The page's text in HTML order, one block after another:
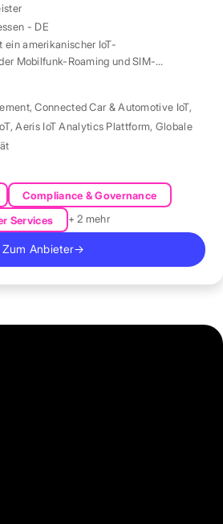
- DE
ein amerikanischer IoT-
Mobilfunk-Roaming und SIM-
verwaltet.
,Connected Car & Automotive IoT,
,Aeris IoT Analytics Plattform, Globale
Compliance & Governance
Services
+ 2 mehr
Zum Anbieter→